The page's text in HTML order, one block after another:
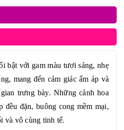
bật với gam màu tươi sáng, nhẹ
mang đến cảm giác ấm áp và
trưng bày. Những cành hoa
đều đặn, buông cong mềm mại,
và vô cùng tinh tế.